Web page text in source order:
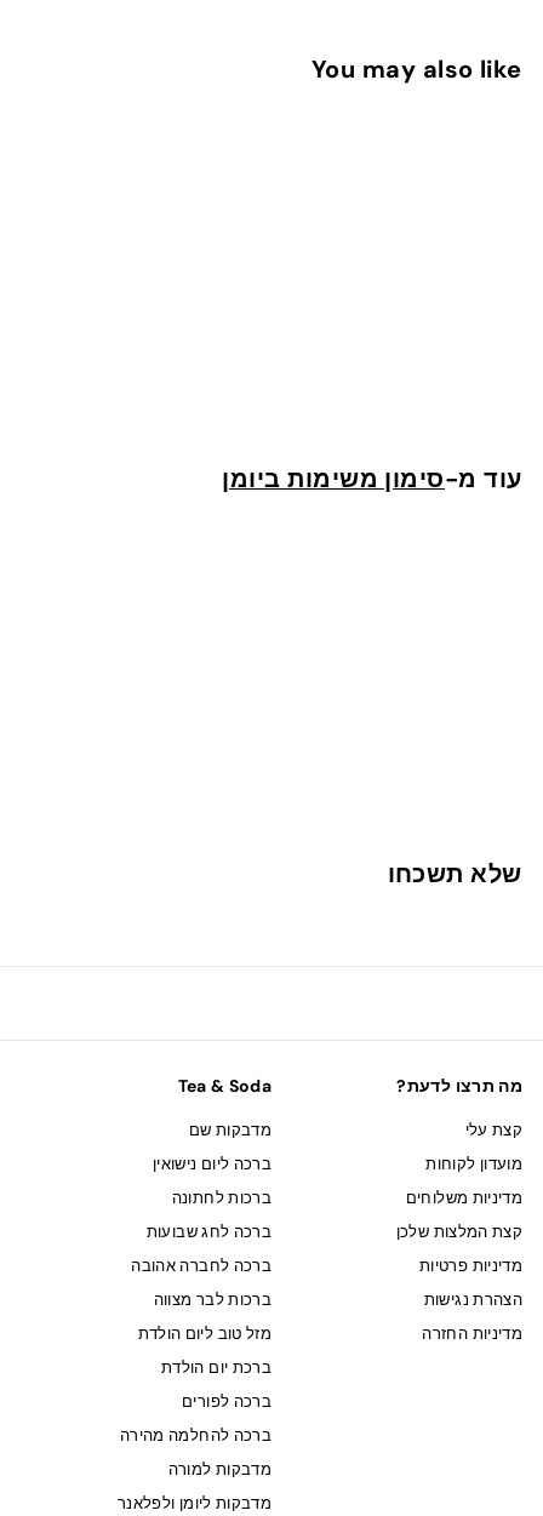
You may also like
"
עוד מ-סימון משימות ביומן
"
שלא תשכחו
מה תרצו לדעת?
קצת עלי
מועדון לקוחות
מדיניות משלוחים
קצת המלצות שלכן
מדיניות פרטיות
הצהרת נגישות
מדיניות החזרה
Tea & Soda
מדבקות שם
ברכה ליום נישואין
ברכות לחתונה
ברכה לחג שבועות
ברכה לחברה אהובה
ברכות לבר מצווה
מזל טוב ליום הולדת
ברכת יום הולדת
ברכה לפורים
ברכה להחלמה מהירה
מדבקות למורה
מדבקות ליומן ולפלאנר